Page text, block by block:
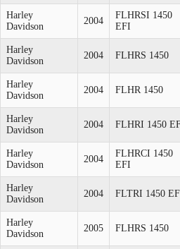
Harley
Davidson
2004
FLHRSI 1450
EFI
Harley
Davidson
2004 FLHRS 1450
Harley
Davidson
2004 FLHR 1450
Harley
Davidson
2004 FLHRI 1450
Harley
Davidson
2004
FLHRCI 1450
EFI
Harley
Davidson
2004 FLTRI 1450
Harley
Davidson
2005 FLHRS 1450